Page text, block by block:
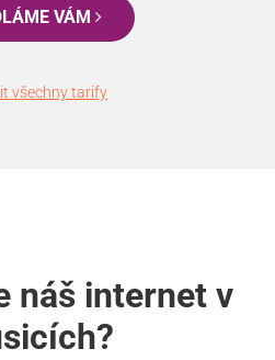
VÁM
všechny tarify
náš internet v